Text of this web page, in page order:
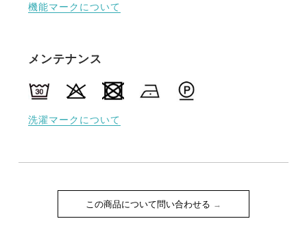
機能マークについて
メンテナンス
洗濯マークについて
この商品について問い合わせる